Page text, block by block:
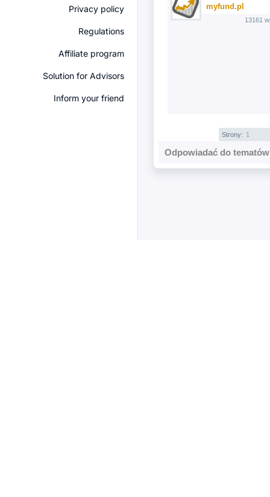
Privacy policy
Regulations
Affiliate program
Solution for Advisors
Inform your friend
myfund.pl
13161
Strony: 1
Odpowiadać do